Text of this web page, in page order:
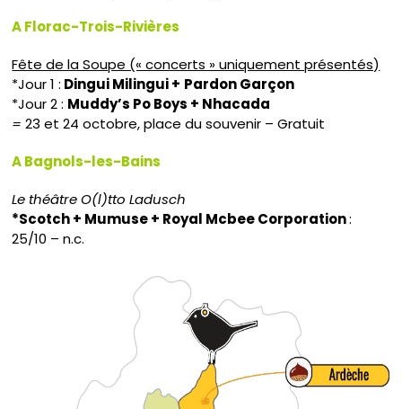
A Florac-Trois-Rivières
Fête de la Soupe (« concerts » uniquement présentés)
*Jour 1 : Dingui Milingui + Pardon Garçon
*Jour 2 : Muddy’s Po Boys + Nhacada
=23 et 24 octobre, place du souvenir – Gratuit
A Bagnols-les-Bains
Le théâtre O(l)tto Ladusch
*Scotch + Mumuse + Royal Mcbee Corporation:
25/10 – n.c.